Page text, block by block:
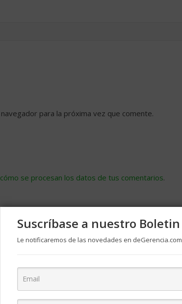
para la próxima vez que comente.
se procesan los datos de tus comentarios.
Suscríbase a nuestro Boletin
Le notificaremos de las novedades en deGerencia.com